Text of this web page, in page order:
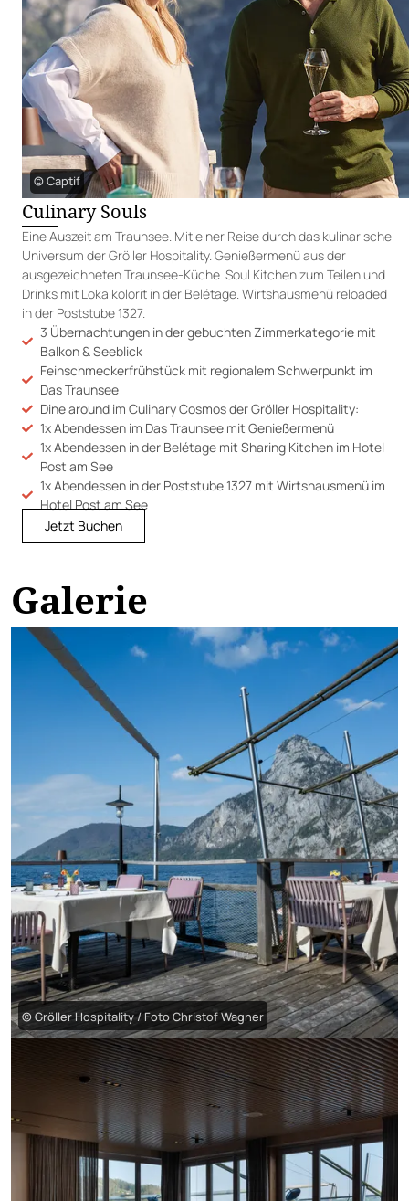
© Captif
Culinary Souls
Eine Auszeit am Traunsee. Mit einer Reise durch das kulinarische
Universum der Gröller Hospitality. Genießermenü aus der
ausgezeichneten Traunsee-Küche. Soul Kitchen zum Teilen und
Drinks mit Lokalkolorit in der Belétage. Wirtshausmenü reloaded
in der Poststube 1327.
3 Übernachtungen in der gebuchten Zimmerkategorie mit
Balkon & Seeblick
Feinschmeckerfrühstück mit regionalem Schwerpunkt im
Das Traunsee
Dine around im Culinary Cosmos der Gröller Hospitality:
1x Abendessen im Das Traunsee mit Genießermenü
1x Abendessen in der Belétage mit Sharing Kitchen im Hotel
Post am See
1x Abendessen in der Poststube 1327 mit Wirtshausmenü im
Hotel Post am See
Jetzt Buchen
Galerie
© Gröller Hospitality / Foto Christof Wagner